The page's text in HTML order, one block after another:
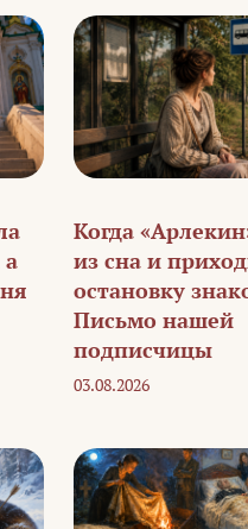
Когда
из сна и
остановку
Письмо нашей
подписчицы
03.08.2026